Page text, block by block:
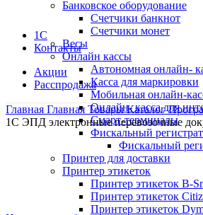
Банковское оборудование
Счетчики банкнот
Счетчики монет
Весы
Онлайн кассы
Автономная онлайн-
Касса для маркировки
Мобильная онлайн-
Онлайн- касса для
Смарт-терминалы
Фискальный
Фискальный
Принтер для доставки
Принтер этикеток
Принтер этикеток B-
Принтер этикеток
Принтер этикеток
1С
Контакты
Акции
Расспродажа
Главная Главная ТоварыКаталог
1С ЭПД электронные перевозочные